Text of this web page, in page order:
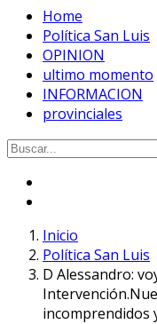
Home
Política San Luis
OPINION
ultimo momento
INFORMACION
provinciales
Inicio
Política San Luis
D Alessandro:
incomprendidos